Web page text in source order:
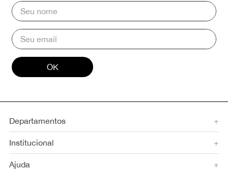
OK
Departamentos +
Institucional +
Ajuda +